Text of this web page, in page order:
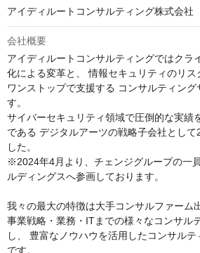
アイディルートコンサルティング株式会社
会社概要
アイディルートコンサルティングではクラ
化による変革と、 情報セキュリティのリ
ワンストップで支援する コンサルティング
す。
サイバーセキュリティ領域で圧倒的な実績
である デジタルアーツの戦略子会社とし
した。
※2024年4月より、チェンジグループの一
ルディングスへ参画しております。
我々の最大の特徴は大手コンサルファーム
事業戦略・業務・ITまでの様々なコンサル
し、 豊富なノウハウを活用したコンサル
です。